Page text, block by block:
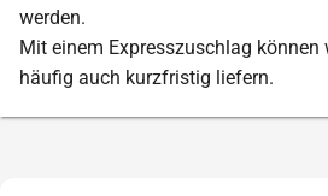
werden.
Mit einem Expresszuschlag können
häufig auch kurzfristig liefern.